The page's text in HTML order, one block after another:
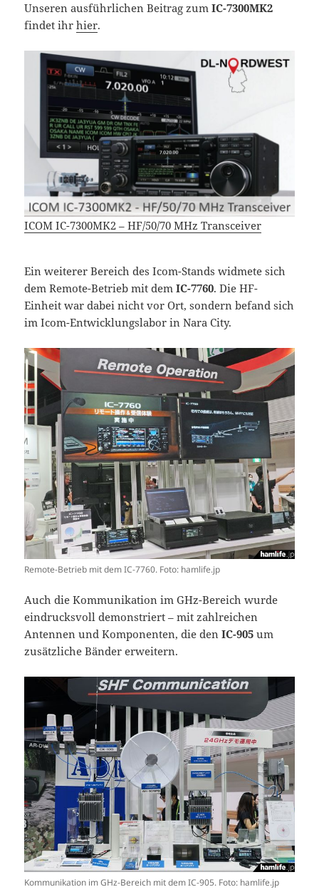
Unseren ausführlichen Beitrag zumIC-7300MK2
findet ihrhier.
ICOM IC-7300MK2 – HF/50/70 MHz Transceiver
Ein weiterer Bereich des Icom-Stands widmete sich
dem Remote-Betrieb mit demIC-7760. Die HF-
Einheit war dabei nicht vor Ort, sondern befand sich
im Icom-Entwicklungslabor in Nara City.
Remote-Betrieb mit dem IC-7760. Foto: hamlife.jp
Auch die Kommunikation im GHz-Bereich wurde
eindrucksvoll demonstriert – mit zahlreichen
Antennen und Komponenten, die denIC-905 um
zusätzliche Bänder erweitern.
Kommunikation im GHz-Bereich mit dem IC-905. Foto: hamlife.jp